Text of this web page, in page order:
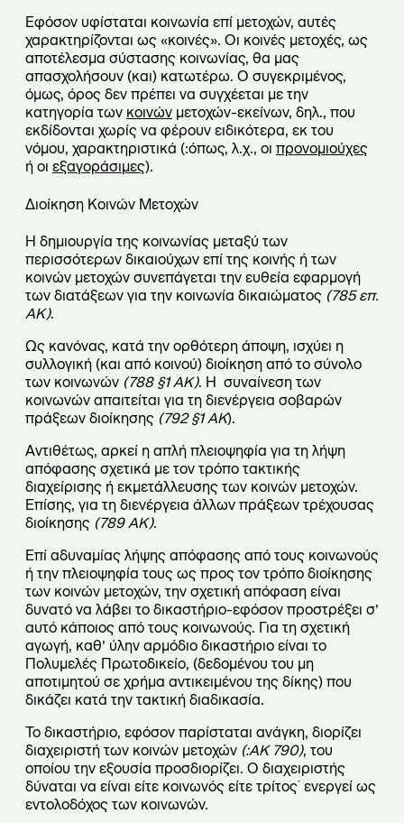
Εφόσον υφίσταται κοινωνία επί μετοχών, αυτές
χαρακτηρίζονται ως «κοινές». Οι κοινές μετοχές, ως
αποτέλεσμα σύστασης κοινωνίας, θα μας
απασχολήσουν (και) κατωτέρω. Ο συγεκριμένος,
όμως, όρος δεν πρέπει να συγχέεται με την
κατηγορία των κοινών μετοχών-εκείνων, δηλ., που
εκδίδονται χωρίς να φέρουν ειδικότερα, εκ του
νόμου, χαρακτηριστικά (:όπως, λ.χ., οι προνομιούχες
ή οι εξαγοράσιμες).
Διοίκηση Κοινών Μετοχών
Η δημιουργία της κοινωνίας μεταξύ των
περισσότερων δικαιούχων επί της κοινής ή των
κοινών μετοχών συνεπάγεται την ευθεία εφαρμογή
των διατάξεων για την κοινωνία δικαιώματος (785 επ.
ΑΚ).
Ως κανόνας, κατά την ορθότερη άποψη, ισχύει η
συλλογική (και από κοινού) διοίκηση από το σύνολο
των κοινωνών (788 §1 ΑΚ). Η συναίνεση των
κοινωνών απαιτείται για τη διενέργεια σοβαρών
πράξεων διοίκησης (792 §1 ΑΚ).
Αντιθέτως, αρκεί η απλή πλειοψηφία για τη λήψη
απόφασης σχετικά με τον τρόπο τακτικής
διαχείρισης ή εκμετάλλευσης των κοινών μετοχών.
Επίσης, για τη διενέργεια άλλων πράξεων τρέχουσας
διοίκησης (789 ΑΚ).
Επί αδυναμίας λήψης απόφασης από τους κοινωνούς
ή την πλειοψηφία τους ως προς τον τρόπο διοίκησης
των κοινών μετοχών, την σχετική απόφαση είναι
δυνατό να λάβει το δικαστήριο-εφόσον προστρέξει σ’
αυτό κάποιος από τους κοινωνούς. Για τη σχετική
αγωγή, καθ’ ύλην αρμόδιο δικαστήριο είναι το
Πολυμελές Πρωτοδικείο, (δεδομένου του μη
αποτιμητού σε χρήμα αντικειμένου της δίκης) που
δικάζει κατά την τακτική διαδικασία.
Το δικαστήριο, εφόσον παρίσταται ανάγκη, διορίζει
διαχειριστή των κοινών μετοχών (:ΑΚ 790), του
οποίου την εξουσία προσδιορίζει. Ο διαχειριστής
δύναται να είναι είτε κοινωνός είτε τρίτος˙ ενεργεί ως
εντολοδόχος των κοινωνών.